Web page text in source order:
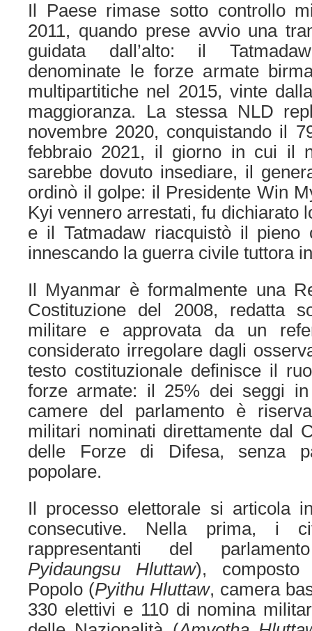
Il Paese rimase sotto controllo
2011, quando prese avvio una
guidata dall’alto: il
denominate le forze armate
multipartitiche nel 2015, vinte
maggioranza. La stessa NLD
novembre 2020, conquistando il
febbraio 2021, il giorno in cui il
sarebbe dovuto insediare, il
ordinò il golpe: il Presidente Win
Kyi vennero arrestati, fu dichiarato
e il Tatmadaw riacquistò il pieno
innescando la guerra civile tuttora
Il Myanmar è formalmente una
Costituzione del 2008, redatta
militare e approvata da un
considerato irregolare dagli
testo costituzionale definisce il
forze armate: il 25% dei seggi
camere del parlamento è
militari nominati direttamente dal
delle Forze di Difesa, senza
popolare.
Il processo elettorale si articola
consecutive. Nella prima, i
rappresentanti del
Pyidaungsu Hluttaw), composto
Popolo (Pyithu Hluttaw, camera
330 elettivi e 110 di nomina